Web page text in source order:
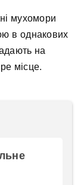
мухомори
в однакових
на
місце.